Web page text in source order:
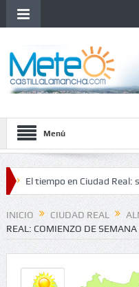
Menú
tiempo en Ciudad Real:
INICIO CIUDAD REAL
REAL: COMIENZO DE